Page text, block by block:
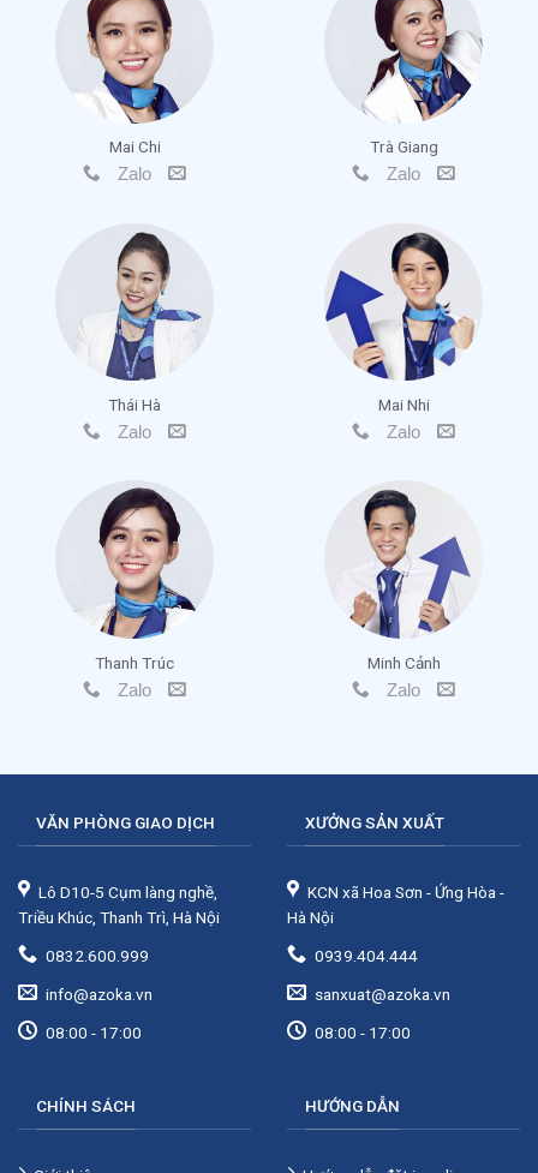
Mai Chi
Zalo
Trà Giang
Zalo
Thái Hà
Zalo
Mai Nhi
Zalo
Thanh Trúc
Zalo
Minh Cảnh
Zalo
VĂN PHÒNG GIAO DỊCH
Lô D10-5 Cụm làng nghề,
Triều Khúc, Thanh Trì, Hà Nội
0832.600.999
info@azoka.vn
08:00 - 17:00
XƯỞNG SẢN XUẤT
KCN xã Hoa Sơn - Ứng Hòa -
Hà Nội
0939.404.444
sanxuat@azoka.vn
08:00 - 17:00
CHÍNH SÁCH HƯỚNG DẪN